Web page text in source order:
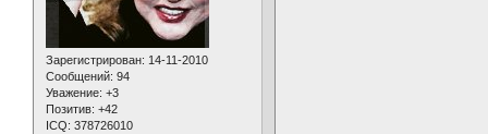
Зарегистрирован: 14-11-2010
Сообщений: 94
Уважение: +3
Позитив: +42
ICQ: 378726010